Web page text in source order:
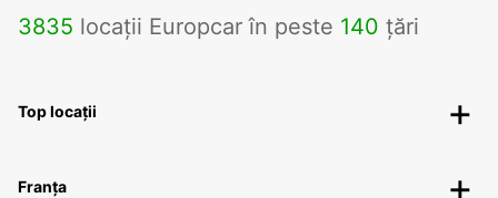
3835 locații Europcar în peste 140 țări
Top locații
Franța